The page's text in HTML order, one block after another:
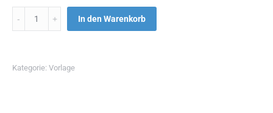
Menge In den Warenkorb
Kategorie: Vorlage